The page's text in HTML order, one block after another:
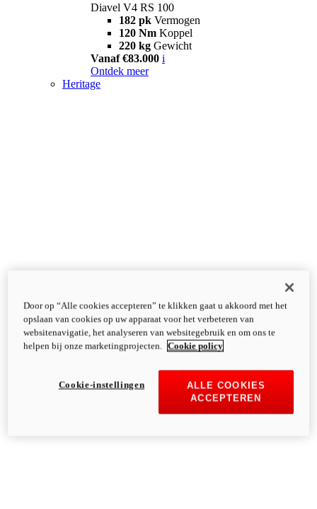
Diavel V4 RS 100
182 pk Vermogen
120 Nm Koppel
220 kg Gewicht
Vanaf €83.000 i
Ontdek meer
Heritage
Door op “Alle cookies accepteren” te klikken gaat u akkoord met het
opslaan van cookies op uw apparaat voor het verbeteren van
websitenavigatie, het analyseren van websitegebruik en om ons te
helpen bij onze marketingprojecten.
Cookie policy
ALLE COOKIES
ACCEPTEREN
Cookie-instellingen